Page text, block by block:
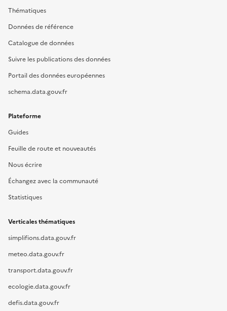
Thématiques
Données de référence
Catalogue de données
Suivre les publications des données
Portail des données européennes
schema.data.gouv.fr
Plateforme
Guides
Feuille de route et nouveautés
Nous écrire
Échangez avec la communauté
Statistiques
Verticales thématiques
simplifions.data.gouv.fr
meteo.data.gouv.fr
transport.data.gouv.fr
ecologie.data.gouv.fr
defis.data.gouv.fr